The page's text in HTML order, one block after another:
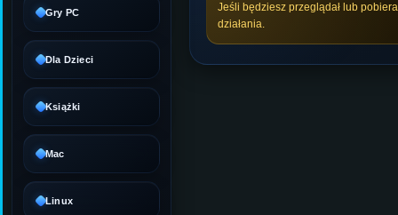
Gry PC
Dla Dzieci
Książki
Mac
Linux
Jeśli będziesz przeglądał lub
działania.